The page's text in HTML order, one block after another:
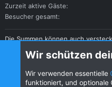
Zurzeit aktive Gäste
Besucher gesamt
Die Summen können auch
Diese
Wir schützen
Wir verwenden essentielle
funktioniert, und optionale